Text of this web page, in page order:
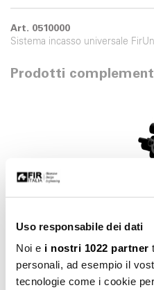
Uso responsabile dei dati
Noi e i nostri 1022 partner
personali, ad esempio il
tecnologie come i cookie
Art. 0510000
Sistema incasso universale
Prodotti
Art. 0500380
Kit prolunga 20 mm per